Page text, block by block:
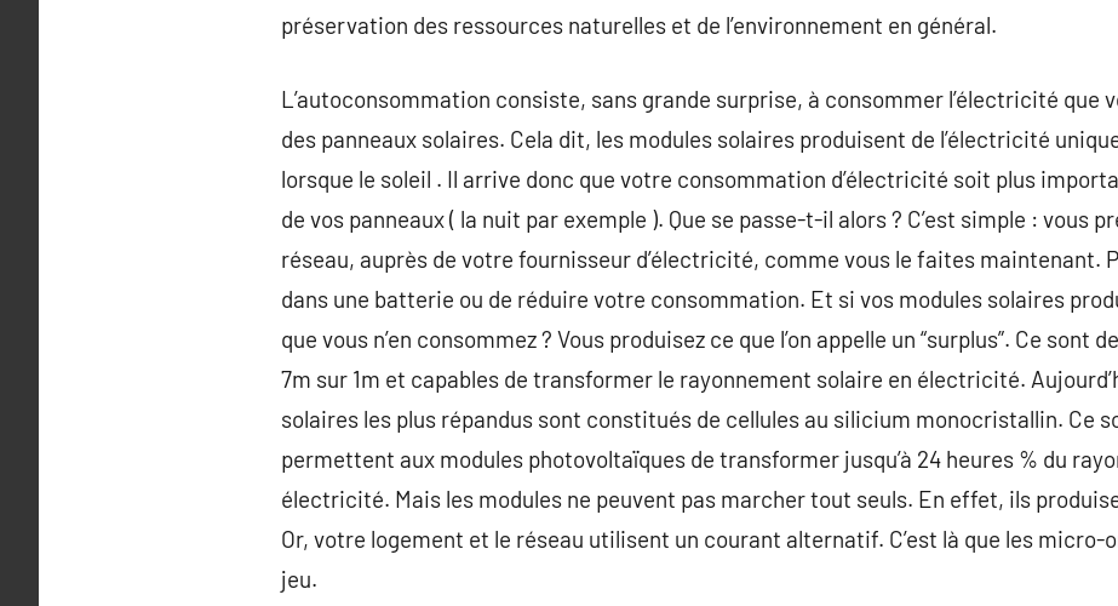
préservation des ressources naturelles et de l’environnement en général.
L’autoconsommation consiste, sans grande surprise, à consommer l’électricité que
des panneaux solaires. Cela dit, les modules solaires produisent de l’électricité
lorsque le soleil . Il arrive donc que votre consommation d’électricité soit plus
de vos panneaux ( la nuit par exemple ). Que se passe-t-il alors ? C’est simple : vous
réseau, auprès de votre fournisseur d’électricité, comme vous le faites maintenant.
dans une batterie ou de réduire votre consommation. Et si vos modules solaires
que vous n’en consommez ? Vous produisez ce que l’on appelle un “surplus”. Ce sont
7m sur 1m et capables de transformer le rayonnement solaire en électricité.
solaires les plus répandus sont constitués de cellules au silicium monocristallin. Ce
permettent aux modules photovoltaïques de transformer jusqu’à 24 heures % du
électricité. Mais les modules ne peuvent pas marcher tout seuls. En effet, ils
Or, votre logement et le réseau utilisent un courant alternatif. C’est là que les micro-
jeu.